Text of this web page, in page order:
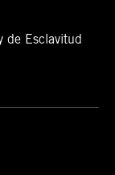
de Esclavitud